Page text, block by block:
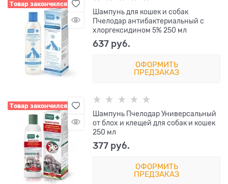
Товар закончился
Шампунь для кошек и собак
Пчелодар антибактериальный с
хлоргексидином 5% 250 мл
637 руб.
ОФОРМИТЬ
ПРЕДЗАКАЗ
Товар закончился
Шампунь Пчелодар Универсальный
от блох и клещей для собак и кошек
250 мл
377 руб.
ОФОРМИТЬ
ПРЕДЗАКАЗ